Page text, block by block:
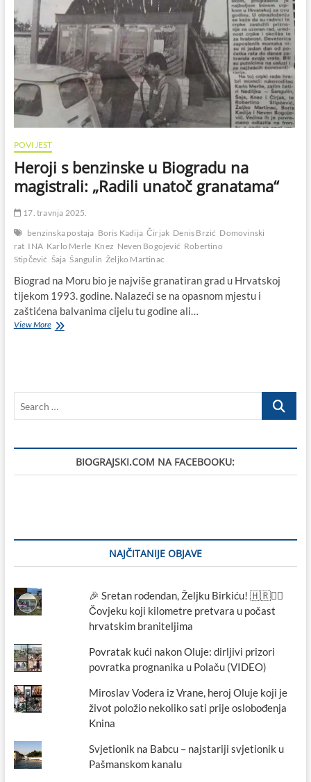
POVIJEST
Heroji s benzinske u Biogradu na
magistrali: „Radili unatoč granatama“
17. travnja 2025.
benzinska postaja Boris Kadija Čirjak Denis Brzić Domovinski
rat INA Karlo Merle Knez Neven Bogojević Robertino
Stipčević Šaja Šangulin Željko Martinac
Biograd na Moru bio je najviše granatiran grad u Hrvatskoj
tijekom 1993. godine. Nalazeći se na opasnom mjestu i
zaštićena balvanima cijelu tu godine ali…
View MoreHeroji
„Radili
Search
BIOGRAJSKI.COM NA FACEBOOKU:
NAJČITANIJE OBJAVE
🎉 Sretan rođendan, Željku Birkiću! 🇭🇷🏃‍♂️
Čovjeku koji kilometre pretvara u počast
hrvatskim braniteljima
Povratak kući nakon Oluje: dirljivi prizori
povratka prognanika u Polaču (VIDEO)
Miroslav Vođera iz Vrane, heroj Oluje koji je
život položio nekoliko sati prije oslobođenja
Knina
Svjetionik na Babcu – najstariji svjetionik u
Pašmanskom kanalu